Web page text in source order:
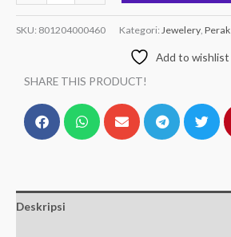
SKU: 801204000460 Kategori: Jewelery Perak
Add to wishlist
SHARE THIS PRODUCT!
Deskripsi